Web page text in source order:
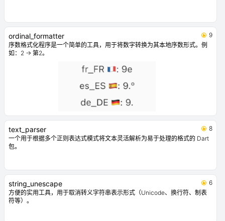
ordinal_formatter
9
序数格式化程序是一个简单的工具，用于将数字转换为其本地序数形式。例
如：2 -> 第2。
text_parser
8
一个用于根据多个正则表达式模式将文本灵活解析为易于处理的格式的 Dart
包。
string_unescape
6
方便的实用工具，用于取消转义字符串表示形式（Unicode、换行符、制表
符等）。